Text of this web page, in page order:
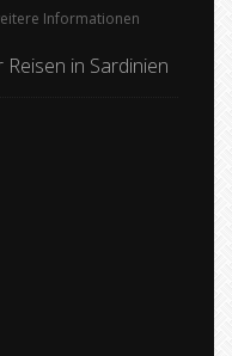
Informationen
in Sardinien